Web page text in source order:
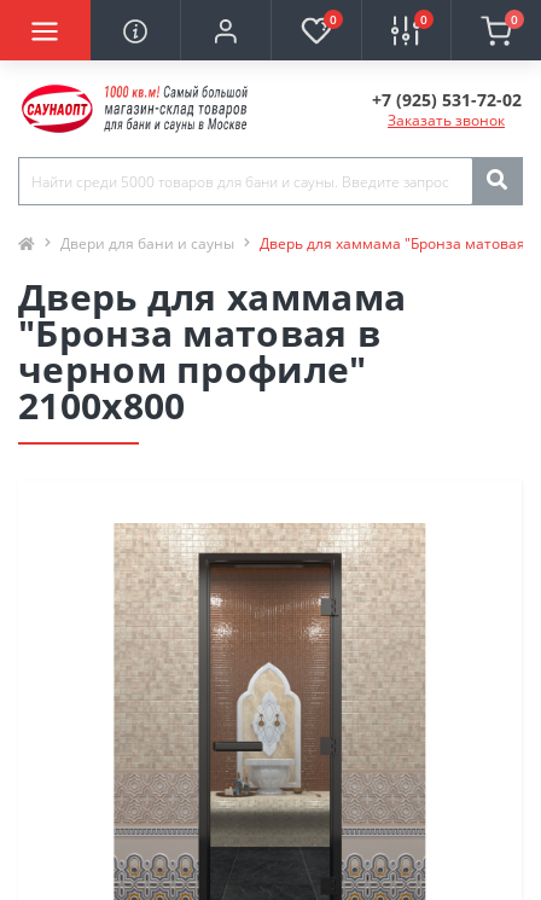
0 0 0
+7 (925) 531-72-02
Заказать звонок
Двери для бани и сауны Дверь для хаммама "Бронза матовая
Дверь для хаммама
"Бронза матовая в
черном профиле"
2100х800